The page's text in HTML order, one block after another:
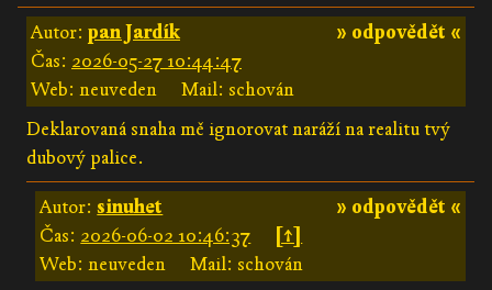
» odpovědět «
Autor: pan Jardík
Čas: 2026-05-27 10:44:47
Web: neuveden
Mail: schován
Deklarovaná snaha mě ignorovat naráží na realitu tvý
dubový palice.
» odpovědět «
Autor:sinuhet
Čas: 2026-06-02 10:46:37
[↑]
Web: neuveden
Mail: schován